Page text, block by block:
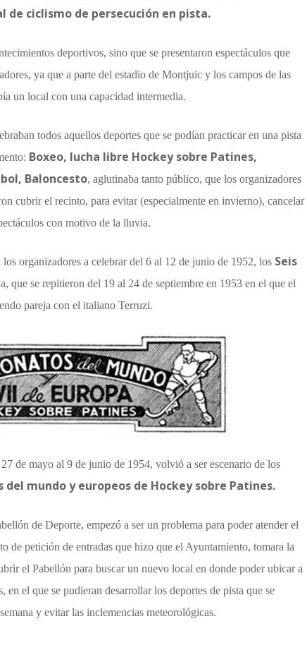
de ciclismo de persecución en pista.
deportivos, sino que se presentaron espectáculos que
ya que a parte del estadio de Montjuic y los campos de las
un local con una capacidad intermedia.
todos aquellos deportes que se podían practicar en una pista
Boxeo, lucha libre Hockey sobre Patines,
Baloncesto, aglutinaba tanto público, que los organizadores
cubrir el recinto, para evitar (especialmente en invierno), cancelar
con motivo de la lluvia.
organizadores a celebrar del 6 al 12 de junio de 1952, los Seis
que se repitieron del 19 al 24 de septiembre en 1953 en el que el
pareja con el italiano Terruzi.
de mayo al 9 de junio de 1954, volvió a ser escenario de los
del mundo y europeos de Hockey sobre Patines.
de Deporte, empezó a ser un problema para poder atender el
de petición de entradas que hizo que el Ayuntamiento, tomara la
el Pabellón para buscar un nuevo local en donde poder ubicar a
en el que se pudieran desarrollar los deportes de pista que se
y evitar las inclemencias meteorológicas.